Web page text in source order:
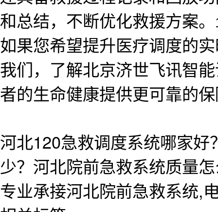
和总结，不断优化救援方案。
如果您希望提升医疗调度的
我们，了解北京济世飞讯智
者的生命健康提供更可靠的
河北120急救调度系统哪家
少？河北院前急救系统质量
专业承接河北院前急救系统,